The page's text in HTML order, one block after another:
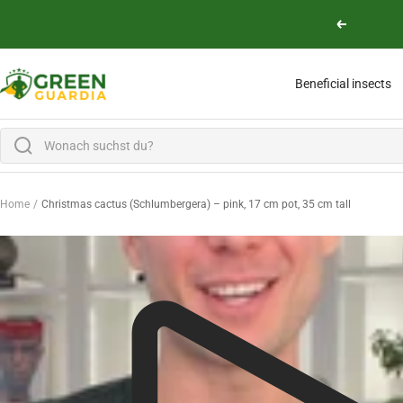
Previous
Beneficial insects
Green Guardia - Ihr Experte für Schädlinge und Pflanzen
Home Christmas cactus (Schlumbergera) – pink, 17 cm pot, 35 cm tall